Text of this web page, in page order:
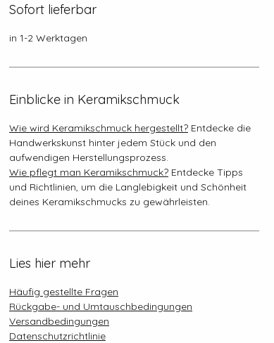
Sofort lieferbar
in 1-2 Werktagen
Einblicke in Keramikschmuck
Wie wird Keramikschmuck hergestellt? Entdecke die
Handwerkskunst hinter jedem Stück und den
aufwendigen Herstellungsprozess.
Wie pflegt man Keramikschmuck? Entdecke Tipps
und Richtlinien, um die Langlebigkeit und Schönheit
deines Keramikschmucks zu gewährleisten.
Lies hier mehr
Häufig gestellte Fragen
Rückgabe- und Umtauschbedingungen
Versandbedingungen
Datenschutzrichtlinie